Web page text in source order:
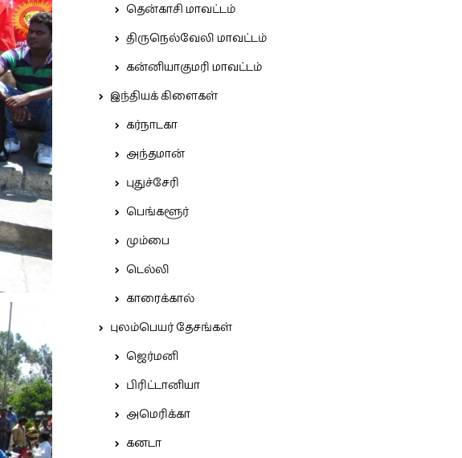
தென்காசி மாவட்டம்
திருநெல்வேலி மாவட்டம்
கன்னியாகுமரி மாவட்டம்
இந்தியக் கிளைகள்
கர்நாடகா
அந்தமான்
புதுச்சேரி
பெங்களூர்
மும்பை
டெல்லி
காரைக்கால்
புலம்பெயர் தேசங்கள்
ஜெர்மனி
பிரிட்டானியா
அமெரிக்கா
கனடா